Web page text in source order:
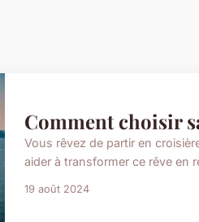
Comment choisir
Vous rêvez de partir en
aider à transformer ce rêve en
19 août 2024